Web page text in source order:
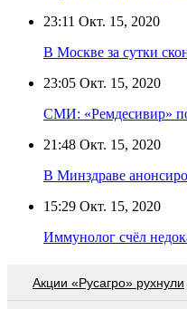
23:11 Окт. 15, 2020
В Москве за сутки
23:05 Окт. 15, 2020
СМИ: «Ремдесивир»
21:48 Окт. 15, 2020
В Минздраве
15:29 Окт. 15, 2020
Иммунолог счёл
Акции «Русагро» рухнули